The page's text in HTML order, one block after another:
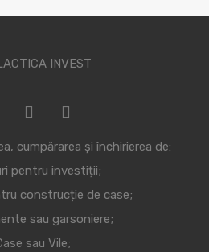
cumpărarea și închirierea de:
pentru investiții;
construcție de case;
sau garsoniere;
sau Vile;